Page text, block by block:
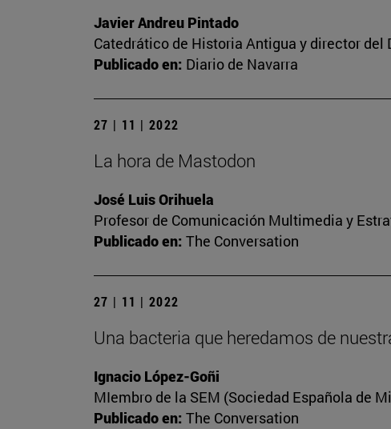
Javier Andreu Pintado
Catedrático de Historia Antigua y director del
Publicado en: Diario de Navarra
27 | 11 | 2022
La hora de Mastodon
José Luis Orihuela
Profesor de Comunicación Multimedia y
Publicado en: The Conversation
27 | 11 | 2022
Una bacteria que heredamos de
Ignacio López-Goñi
MIembro de la SEM (Sociedad Española de
Publicado en: The Conversation